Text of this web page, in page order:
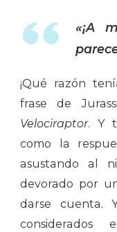
«¡A
¡Qué razón
frase de
Velociraptor. Y
como la
asustando al
devorado por
darse cuenta.
considerados